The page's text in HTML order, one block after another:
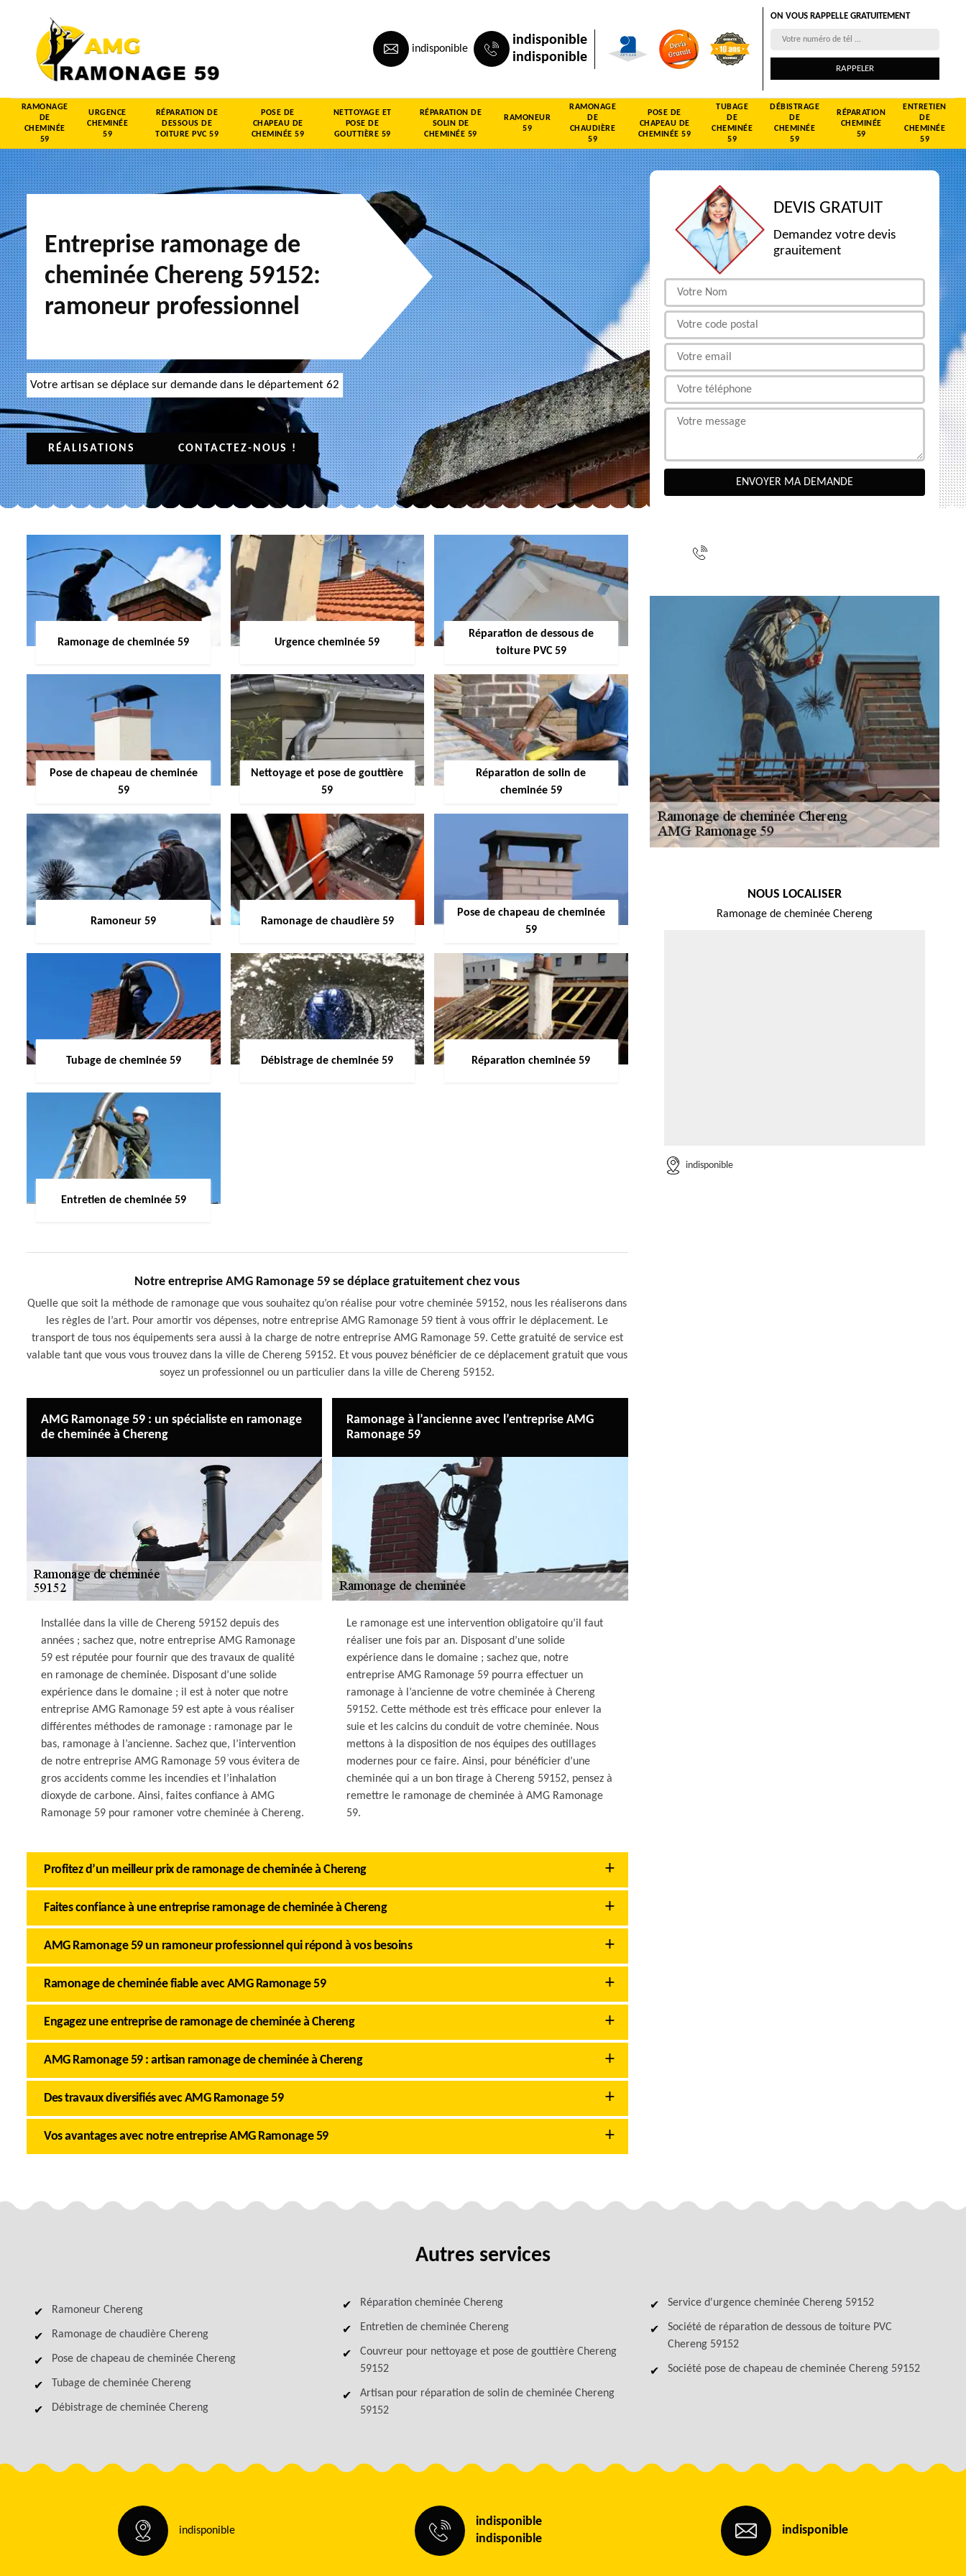
indisponible
indisponible
indisponible
ON VOUS RAPPELLE GRATUITEMENT
RAMONAGE
DE
CHEMINÉE
59
URGENCE
CHEMINÉE
59
RÉPARATION DE
DESSOUS DE
TOITURE PVC 59
POSE DE
CHAPEAU DE
CHEMINÉE 59
NETTOYAGE ET
POSE DE
GOUTTIÈRE 59
RÉPARATION DE
SOLIN DE
CHEMINÉE 59
RAMONEUR
59
RAMONAGE
DE
CHAUDIÈRE
59
POSE DE
CHAPEAU DE
CHEMINÉE 59
TUBAGE
DE
CHEMINÉE
59
DÉBISTRAGE
DE
CHEMINÉE
59
RÉPARATION
CHEMINÉE
59
ENTRETIEN
DE
CHEMINÉE
59
Entreprise ramonage de
cheminée Chereng 59152:
ramoneur professionnel
Votre artisan se déplace sur demande dans le département 62
RÉALISATIONS CONTACTEZ-NOUS !
Ramonage de cheminée 59 Urgence cheminée 59
Réparation de dessous de
toiture PVC 59
Pose de chapeau de cheminée
59
Nettoyage et pose de gouttière
59
Réparation de solin de
cheminée 59
Ramoneur 59 Ramonage de chaudière 59
Pose de chapeau de cheminée
59
Tubage de cheminée 59 Débistrage de cheminée 59 Réparation cheminée 59
Entretien de cheminée 59
Notre entreprise AMG Ramonage 59 se déplace gratuitement chez vous
Quelle que soit la méthode de ramonage que vous souhaitez qu’on réalise pour votre cheminée 59152, nous les réaliserons dans
les règles de l’art. Pour amortir vos dépenses, notre entreprise AMG Ramonage 59 tient à vous offrir le déplacement. Le
transport de tous nos équipements sera aussi à la charge de notre entreprise AMG Ramonage 59. Cette gratuité de service est
valable tant que vous vous trouvez dans la ville de Chereng 59152. Et vous pouvez bénéficier de ce déplacement gratuit que vous
soyez un professionnel ou un particulier dans la ville de Chereng 59152.
AMG Ramonage 59 : un spécialiste en ramonage
de cheminée à Chereng
Installée dans la ville de Chereng 59152 depuis des
années ; sachez que, notre entreprise AMG Ramonage
59 est réputée pour fournir que des travaux de qualité
en ramonage de cheminée. Disposant d’une solide
expérience dans le domaine ; il est à noter que notre
entreprise AMG Ramonage 59 est apte à vous réaliser
différentes méthodes de ramonage : ramonage par le
bas, ramonage à l’ancienne. Sachez que, l’intervention
de notre entreprise AMG Ramonage 59 vous évitera de
gros accidents comme les incendies et l’inhalation
dioxyde de carbone. Ainsi, faites confiance à AMG
Ramonage 59 pour ramoner votre cheminée à Chereng.
Ramonage à l’ancienne avec l’entreprise AMG
Ramonage 59
Le ramonage est une intervention obligatoire qu’il faut
réaliser une fois par an. Disposant d’une solide
expérience dans le domaine ; sachez que, notre
entreprise AMG Ramonage 59 pourra effectuer un
ramonage à l’ancienne de votre cheminée à Chereng
59152. Cette méthode est très efficace pour enlever la
suie et les calcins du conduit de votre cheminée. Nous
mettons à la disposition de nos équipes des outillages
modernes pour ce faire. Ainsi, pour bénéficier d’une
cheminée qui a un bon tirage à Chereng 59152, pensez à
remettre le ramonage de cheminée à AMG Ramonage
59.
Profitez d’un meilleur prix de ramonage de cheminée à Chereng
Faites confiance à une entreprise ramonage de cheminée à Chereng
AMG Ramonage 59 un ramoneur professionnel qui répond à vos besoins
Ramonage de cheminée fiable avec AMG Ramonage 59
Engagez une entreprise de ramonage de cheminée à Chereng
AMG Ramonage 59 : artisan ramonage de cheminée à Chereng
Des travaux diversifiés avec AMG Ramonage 59
Vos avantages avec notre entreprise AMG Ramonage 59
DEVIS GRATUIT
Demandez votre devis
grauitement
NOUS LOCALISER
Ramonage de cheminée Chereng
indisponible
Autres services
Ramoneur Chereng
Ramonage de chaudière Chereng
Pose de chapeau de cheminée Chereng
Tubage de cheminée Chereng
Débistrage de cheminée Chereng
Réparation cheminée Chereng
Entretien de cheminée Chereng
Couvreur pour nettoyage et pose de gouttière Chereng
59152
Artisan pour réparation de solin de cheminée Chereng
59152
Service d'urgence cheminée Chereng 59152
Société de réparation de dessous de toiture PVC
Chereng 59152
Société pose de chapeau de cheminée Chereng 59152
indisponible
indisponible
indisponible
indisponible